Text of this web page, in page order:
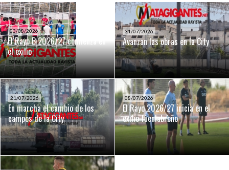
03/08/2026
El Rayo B 2026/27 comienza en
el exilio
31/07/2026
Avanzan las obras en la City
21/07/2026
En marcha el cambio de los
campos de la City
08/07/2026
El Rayo 2026/27 inicia en el
exilio fuenlabreño